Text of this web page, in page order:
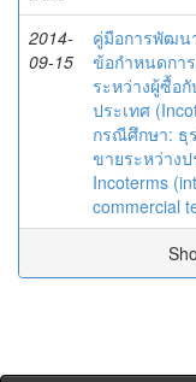
2014-
09-15
คู่มือการพัฒน
ข้อกำหนดกา
ระหว่างผู้ซื้อ
ประเทศ
กรณีศึกษา: ธุ
ขายระหว่างป
Incoterms
commercial